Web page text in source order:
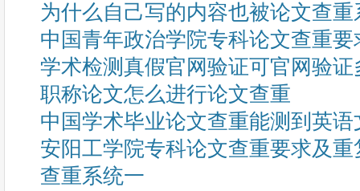
为什么自己写的内容也被论文查
中国青年政治学院专科论文查重
学术检测真假官网验证可官网验证
职称论文怎么进行论文查重
中国学术毕业论文查重能测到英语
安阳工学院专科论文查重要求及
查重系统一